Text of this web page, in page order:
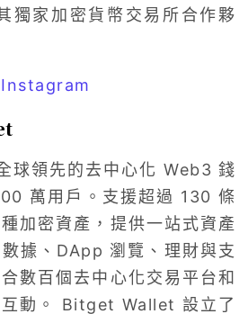
獨家加密貨幣交易所合作夥
Instagram
領先的去中心化 Web3 錢
萬用戶。支援超過 130 條
加密資產，提供一站式資產
據、DApp 瀏覽、理財與支
數百個去中心化交易平台和
動。 Bitget Wallet 設立了